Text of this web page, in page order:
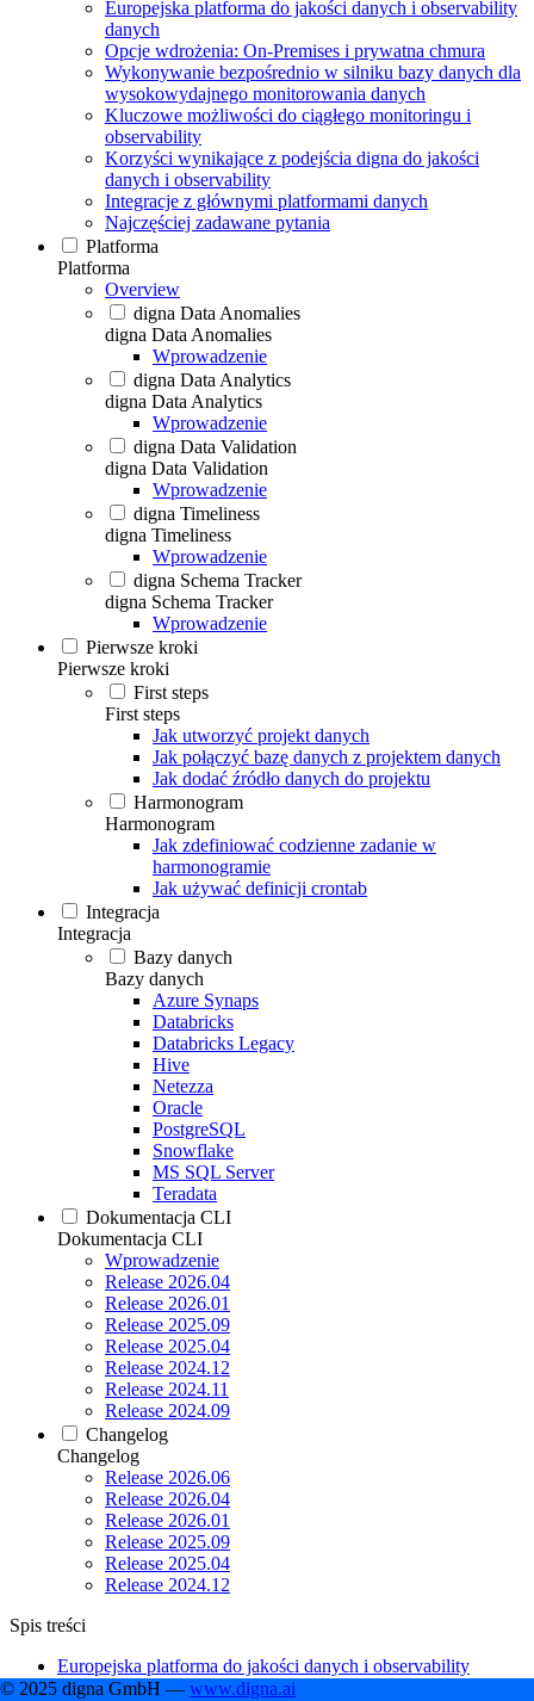
Europejska platforma do jakości danych i observability
danych
Opcje wdrożenia: On-Premises i prywatna chmura
Wykonywanie bezpośrednio w silniku bazy danych dla
wysokowydajnego monitorowania danych
Kluczowe możliwości do ciągłego monitoringu i
observability
Korzyści wynikające z podejścia digna do jakości
danych i observability
Integracje z głównymi platformami danych
Najczęściej zadawane pytania
Platforma
Platforma
Overview
digna Data Anomalies
digna Data Anomalies
Wprowadzenie
digna Data Analytics
digna Data Analytics
Wprowadzenie
digna Data Validation
digna Data Validation
Wprowadzenie
digna Timeliness
digna Timeliness
Wprowadzenie
digna Schema Tracker
digna Schema Tracker
Wprowadzenie
Pierwsze kroki
Pierwsze kroki
First steps
First steps
Jak utworzyć projekt danych
Jak połączyć bazę danych z projektem danych
Jak dodać źródło danych do projektu
Harmonogram
Harmonogram
Jak zdefiniować codzienne zadanie w
harmonogramie
Jak używać definicji crontab
Integracja
Integracja
Bazy danych
Bazy danych
Azure Synaps
Databricks
Databricks Legacy
Hive
Netezza
Oracle
PostgreSQL
Snowflake
MS SQL Server
Teradata
Dokumentacja CLI
Dokumentacja CLI
Wprowadzenie
Release 2026.04
Release 2026.01
Release 2025.09
Release 2025.04
Release 2024.12
Release 2024.11
Release 2024.09
Changelog
Changelog
Release 2026.06
Release 2026.04
Release 2026.01
Release 2025.09
Release 2025.04
Release 2024.12
Spis treści
Europejska platforma do jakości danych i observability
danych
© 2025 digna GmbH — www.digna.ai